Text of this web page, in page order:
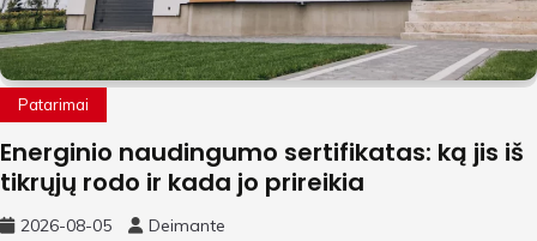
Patarimai
Energinio naudingumo sertifikatas: ką jis iš
tikrųjų rodo ir kada jo prireikia
2026-08-05 Deimante